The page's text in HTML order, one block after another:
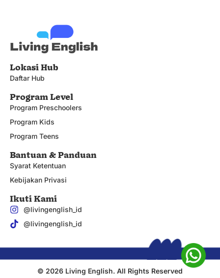
Lokasi Hub
Daftar Hub
Program Level
Program Preschoolers
Program Kids
Program Teens
Bantuan & Panduan
Syarat Ketentuan
Kebijakan Privasi
Ikuti Kami
@livingenglish_id
@livingenglish_id
© 2026 Living English. All Rights Reserved